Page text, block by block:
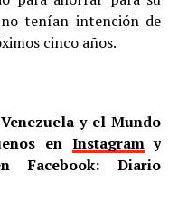
tenían intención de
cinco años.
y el Mundo
en Instagramy
Diario